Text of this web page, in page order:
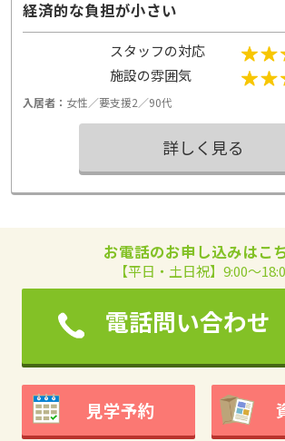
経済的な負担が小さい
スタッフの対応
施設の雰囲気
入居者： 女性／要支援2／90代
詳しく見る
お電話のお申し込みはこ
【平日・土日祝】9:00～
電話問い合わせ
見学予約